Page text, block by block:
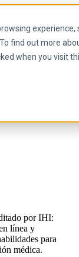
find out more
when you visit
por IHI:
línea y
para
médica.